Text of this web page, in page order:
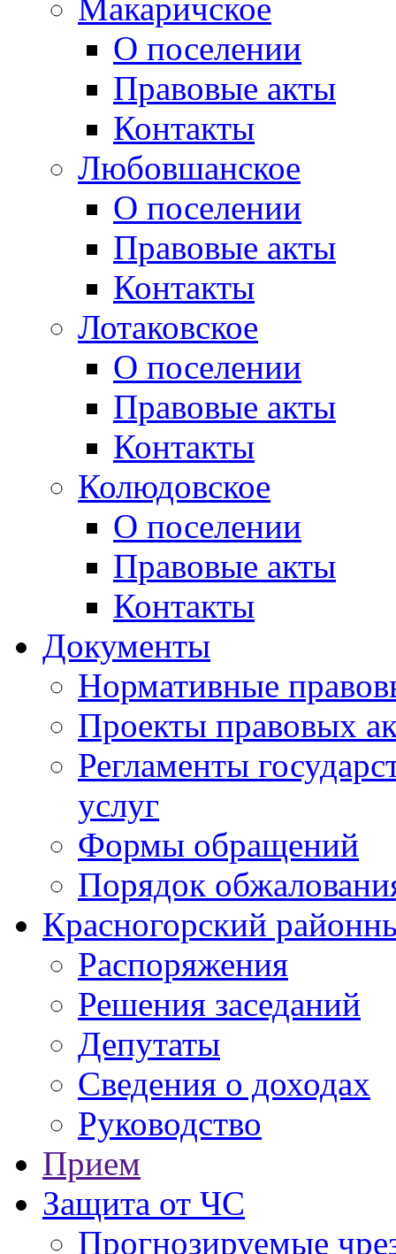
Макаричское
О поселении
Правовые акты
Контакты
Любовшанское
О поселении
Правовые акты
Контакты
Лотаковское
О поселении
Правовые акты
Контакты
Колюдовское
О поселении
Правовые акты
Контакты
Документы
Нормативные
Проекты правовых
Регламенты
услуг
Формы обращений
Порядок
Красногорский
Распоряжения
Решения заседаний
Депутаты
Сведения о доходах
Руководство
Прием
Защита от ЧС
Прогнозируемые